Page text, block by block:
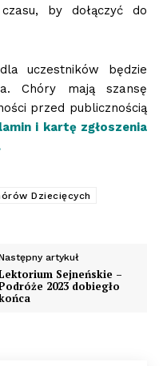
by dołączyć do
uczestników będzie
Chóry mają szansę
przed publicznością
i kartę zgłoszenia
Dziecięcych
artykuł
Sejneńskie –
2023 dobiegło